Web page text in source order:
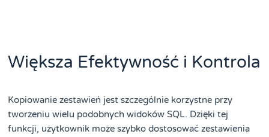
Większa Efektywność i Kontrola
Kopiowanie zestawień jest szczególnie korzystne przy
tworzeniu wielu podobnych widoków SQL. Dzięki tej
funkcji, użytkownik może szybko dostosować zestawienia